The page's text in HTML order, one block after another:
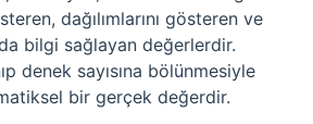
dağılımlarını gösteren ve
bilgi sağlayan değerlerdir.
denek sayısına bölünmesiyle
bir gerçek değerdir.